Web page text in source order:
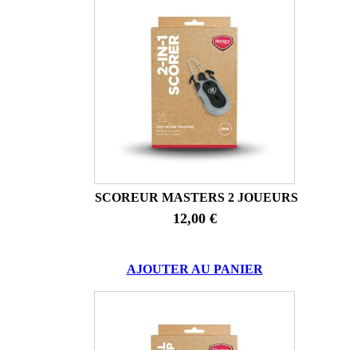
SCOREUR MASTERS 2 JOUEURS
12,00 €
AJOUTER AU PANIER